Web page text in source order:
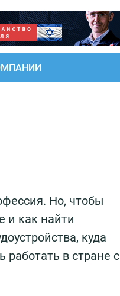
Но, чтобы
и как найти
куда
работать в стране с